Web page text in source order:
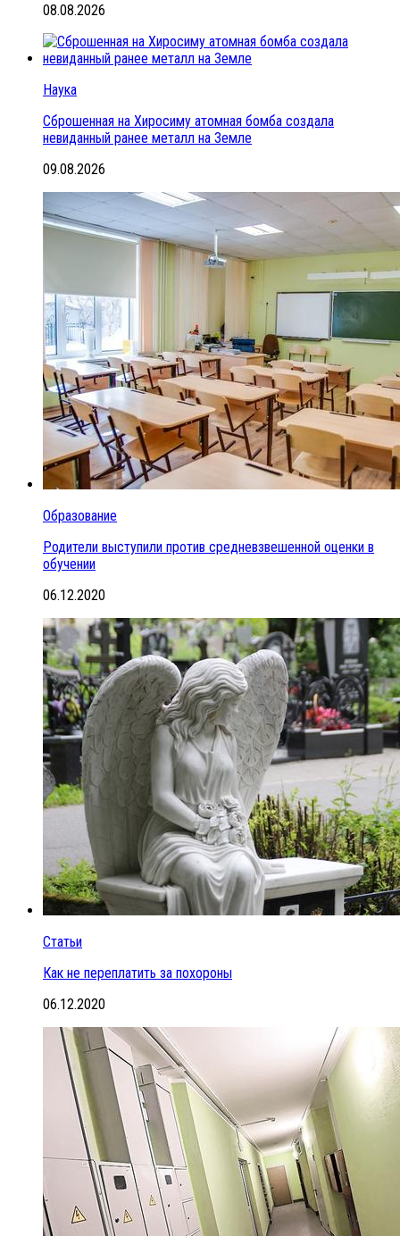
08.08.2026
Наука
Сброшенная на Хиросиму атомная бомба создала
невиданный ранее металл на Земле
09.08.2026
Образование
Родители выступили против средневзвешенной оценки в
обучении
06.12.2020
Статьи
Как не переплатить за похороны
06.12.2020